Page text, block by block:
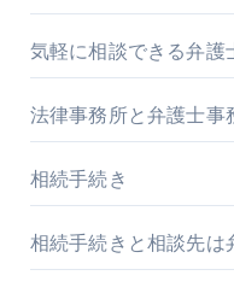
気軽に相談できる弁護
法律事務所と弁護士事
相続手続き
相続手続きと相談先は